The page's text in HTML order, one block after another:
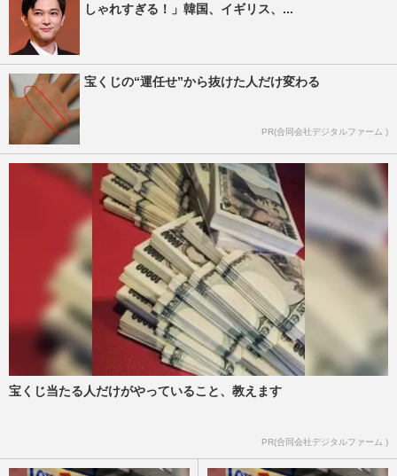
しゃれすぎる！」韓国、イギリス、...
宝くじの“運任せ”から抜けた人だけ変わる
PR(合同会社デジタルファーム )
宝くじ当たる人だけがやっていること、教えます
PR(合同会社デジタルファーム )